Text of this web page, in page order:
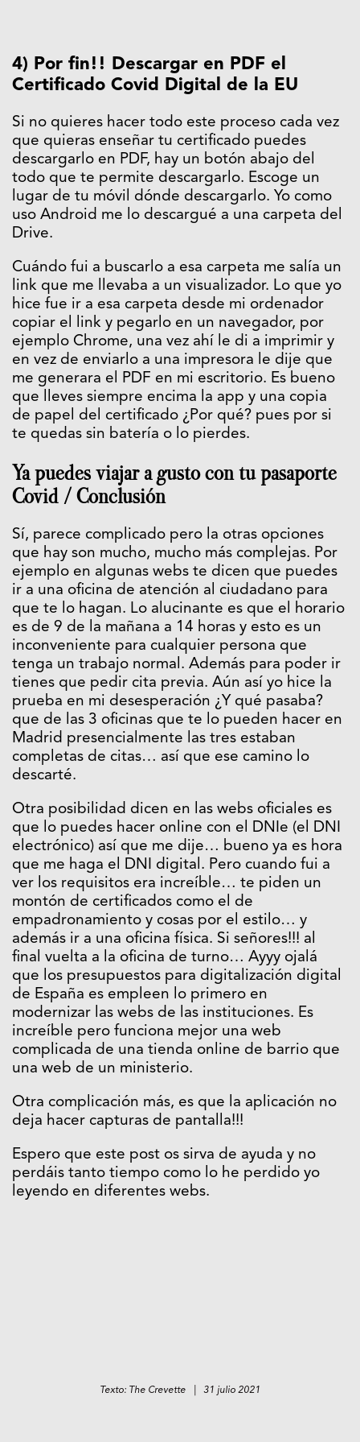
4) Por fin!! Descargar en PDF el
Certificado Covid Digital de la EU
Si no quieres hacer todo este proceso cada vez
que quieras enseñar tu certificado puedes
descargarlo en PDF, hay un botón abajo del
todo que te permite descargarlo. Escoge un
lugar de tu móvil dónde descargarlo. Yo como
uso Android me lo descargué a una carpeta del
Drive.
Cuándo fui a buscarlo a esa carpeta me salía un
link que me llevaba a un visualizador. Lo que yo
hice fue ir a esa carpeta desde mi ordenador
copiar el link y pegarlo en un navegador, por
ejemplo Chrome, una vez ahí le di a imprimir y
en vez de enviarlo a una impresora le dije que
me generara el PDF en mi escritorio. Es bueno
que lleves siempre encima la app y una copia
de papel del certificado ¿Por qué? pues por si
te quedas sin batería o lo pierdes.
Ya puedes viajar a gusto con tu pasaporte
Covid / Conclusión
Sí, parece complicado pero la otras opciones
que hay son mucho, mucho más complejas. Por
ejemplo en algunas webs te dicen que puedes
ir a una oficina de atención al ciudadano para
que te lo hagan. Lo alucinante es que el horario
es de 9 de la mañana a 14 horas y esto es un
inconveniente para cualquier persona que
tenga un trabajo normal. Además para poder ir
tienes que pedir cita previa. Aún así yo hice la
prueba en mi desesperación ¿Y qué pasaba?
que de las 3 oficinas que te lo pueden hacer en
Madrid presencialmente las tres estaban
completas de citas… así que ese camino lo
descarté.
Otra posibilidad dicen en las webs oficiales es
que lo puedes hacer online con el DNIe (el DNI
electrónico) así que me dije… bueno ya es hora
que me haga el DNI digital. Pero cuando fui a
ver los requisitos era increíble… te piden un
montón de certificados como el de
empadronamiento y cosas por el estilo… y
además ir a una oficina física. Si señores!!! al
final vuelta a la oficina de turno… Ayyy ojalá
que los presupuestos para digitalización digital
de España es empleen lo primero en
modernizar las webs de las instituciones. Es
increíble pero funciona mejor una web
complicada de una tienda online de barrio que
una web de un ministerio.
Otra complicación más, es que la aplicación no
deja hacer capturas de pantalla!!!
Espero que este post os sirva de ayuda y no
perdáis tanto tiempo como lo he perdido yo
leyendo en diferentes webs.
Texto: The Crevette | 31 julio 2021